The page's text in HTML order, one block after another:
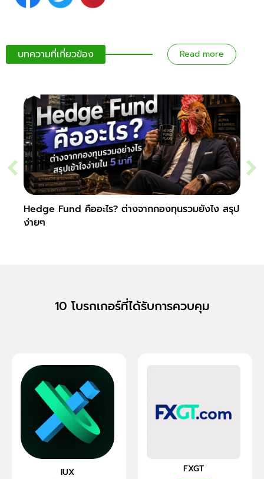
บทความที่เกี่ยวข้อง Read more
Hedge Fund คืออะไร? ต่างจากกองทุนรวมยังไง สรุป
ง่ายๆ
10 โบรกเกอร์ที่ได้รับการควบคุม
IUX FXGT